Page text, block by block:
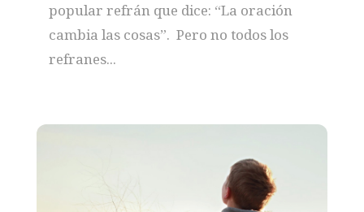
popular refrán que dice: “La oración
cambia las cosas”. Pero no todos los
refranes...